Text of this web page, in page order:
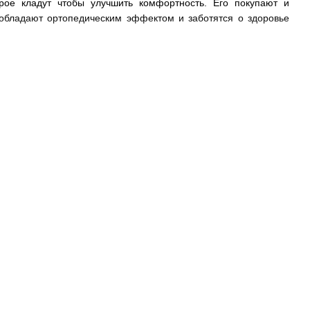
кладут чтобы улучшить комфортность. Его покупают и
ортопедическим эффектом и заботятся о здоровье